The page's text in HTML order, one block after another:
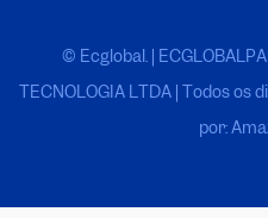
© Ecglobal. |
TECNOLOGIA LTDA | Todos os
por: